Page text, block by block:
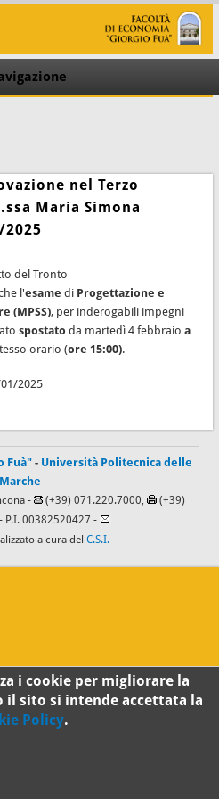
nel Terzo
Maria Simona
2025
del Tronto
l'esame di Progettazione e
(MPSS), per inderogabili impegni
spostato da martedì 4 febbraio a
orario (ore 15:00).
2025
Fuà" - Università Politecnica delle
Marche
- (+39) 071.220.7000,
(+39)
- P.I. 00382520427 -
a cura del C.S.I.
i cookie per migliorare la
il sito si intende accettata la
Policy.